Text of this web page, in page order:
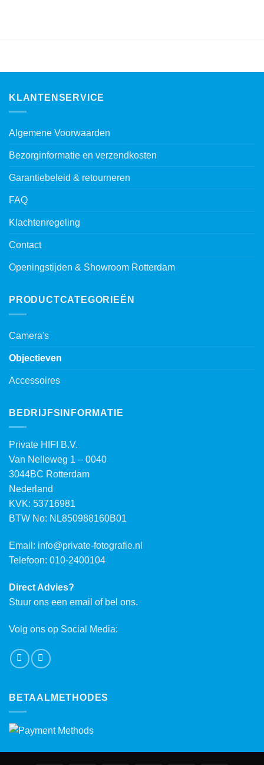
KLANTENSERVICE
Algemene Voorwaarden
Bezorginformatie en verzendkosten
Garantiebeleid & retourneren
FAQ
Klachtenregeling
Contact
Openingstijden & Showroom Rotterdam
PRODUCTCATEGORIEËN
Camera's
Objectieven
Accessoires
BEDRIJFSINFORMATIE
Private HIFI B.V.
Van Nelleweg 1 – 0040
3044BC Rotterdam
Nederland
KVK: 53716981
BTW No: NL850988160B01
Email: info@private-fotografie.nl
Telefoon: 010-2400104
Direct Advies?
Stuur ons een email of bel ons.
Volg ons op Social Media:
BETAALMETHODES